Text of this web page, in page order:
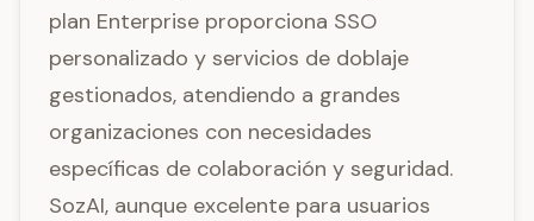
plan Enterprise proporciona SSO
personalizado y servicios de doblaje
gestionados, atendiendo a grandes
organizaciones con necesidades
específicas de colaboración y seguridad.
SozAI, aunque excelente para usuarios